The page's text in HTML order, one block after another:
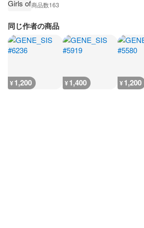
商品数163
同じ作者の商品
¥1,200 ¥1,400 ¥1,200